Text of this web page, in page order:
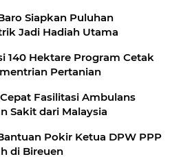
Siapkan Puluhan
Jadi Hadiah Utama
140 Hektare Program Cetak
Pertanian
Fasilitasi Ambulans
Sakit dari Malaysia
Pokir Ketua DPW PPP
di Bireuen